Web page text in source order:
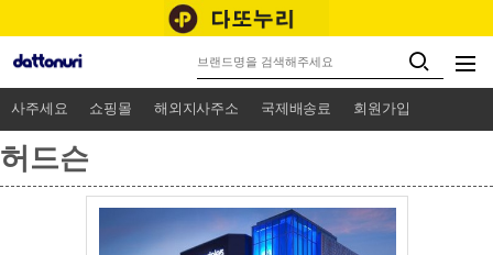
사주세요 쇼핑몰 해외지사주소 국제배송료 회원가입
허드슨